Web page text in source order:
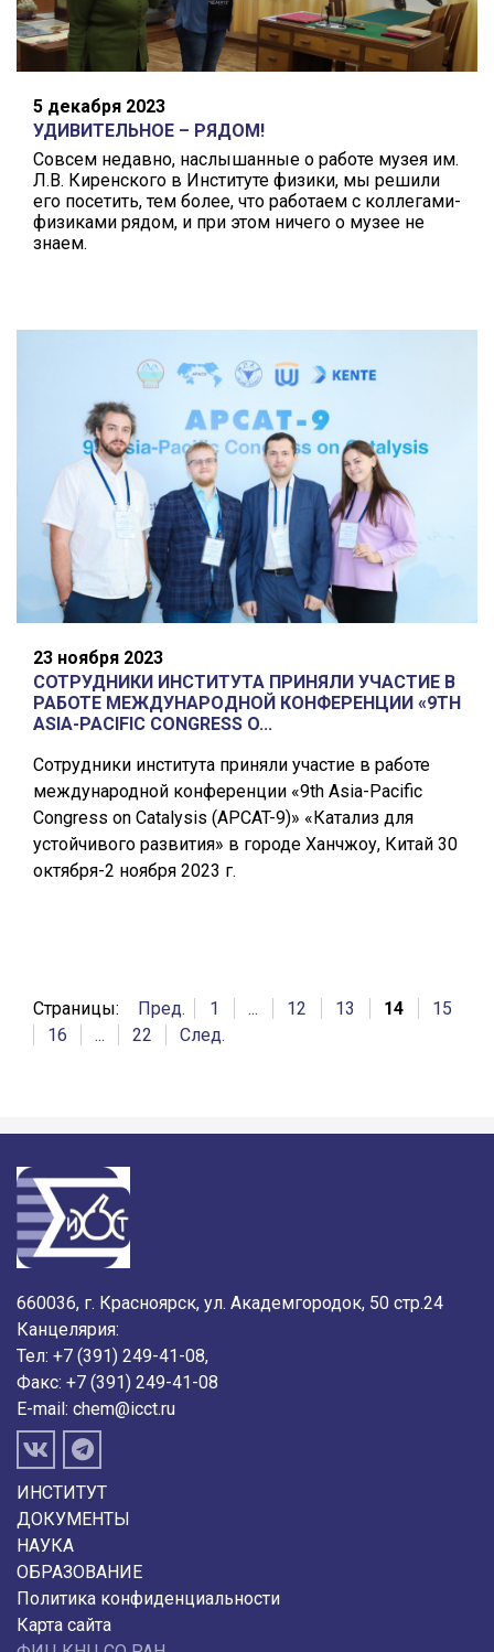
5 декабря 2023
УДИВИТЕЛЬНОЕ – РЯДОМ!
Совсем недавно, наслышанные о работе музея им.
Л.В. Киренского в Институте физики, мы решили
его посетить, тем более, что работаем с коллегами-
физиками рядом, и при этом ничего о музее не
знаем.
23 ноября 2023
СОТРУДНИКИ ИНСТИТУТА ПРИНЯЛИ УЧАСТИЕ В
РАБОТЕ МЕЖДУНАРОДНОЙ КОНФЕРЕНЦИИ «9TH
ASIA-PACIFIC CONGRESS O...
Сотрудники института приняли участие в работе
международной конференции «9th Asia-Pacific
Congress on Catalysis (APCAT-9)» «Катализ для
устойчивого развития» в городе Ханчжоу, Китай 30
октября-2 ноября 2023 г.
Страницы: Пред. 1 ... 12 13 14
15
16
... 22 След.
660036, г. Красноярск, ул. Академгородок, 50 стр.24
Канцелярия:
Тел: +7 (391) 249-41-08,
Факс: +7 (391) 249-41-08
E-mail: chem@icct.ru
ИНСТИТУТ
ДОКУМЕНТЫ
НАУКА
ОБРАЗОВАНИЕ
Политика конфиденциальности
Карта сайта